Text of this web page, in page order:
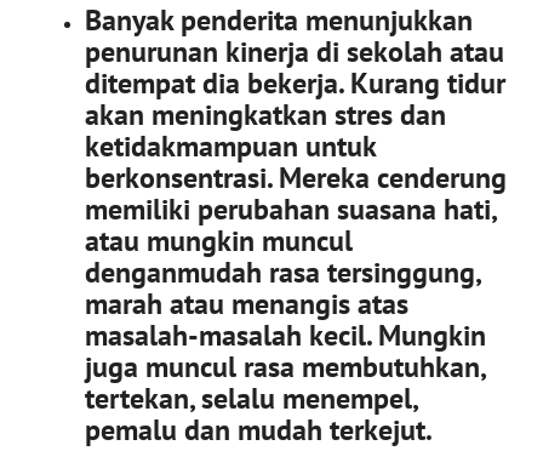
Banyak penderita menunjukkan
penurunan kinerja di sekolah atau
ditempat dia bekerja.Kurang tidur
akan meningkatkan stres dan
ketidakmampuan untuk
berkonsentrasi.Mereka cenderung
memiliki perubahan suasana hati,
atau mungkin muncul
denganmudah rasa tersinggung,
marah atau menangis atas
masalah-masalah kecil.Mungkin
juga muncul rasa membutuhkan,
tertekan, selalu menempel,
pemalu dan mudah terkejut.